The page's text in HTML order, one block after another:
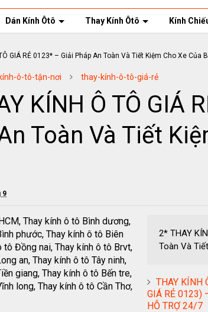
Dán Kính Ôtô Thay Kính Ôtô Kính
ô-tô-tận-nơi thay-kính-ô-tô-giá-rẻ
KÍNH Ô TÔ GIÁ
Toàn Và Tiết
9
Thay kính ô tô Bình dương,
phước, Thay kính ô tô Biên
tô Đồng nai, Thay kính ô tô Brvt,
an, Thay kính ô tô Tây ninh,
giang, Thay kính ô tô Bến tre,
long, Thay kính ô tô Cần Thơ,
2* THAY
Toàn Và
THAY KÍNH
GIÁ RẺ 0123)
HỖ TRỢ 24/7